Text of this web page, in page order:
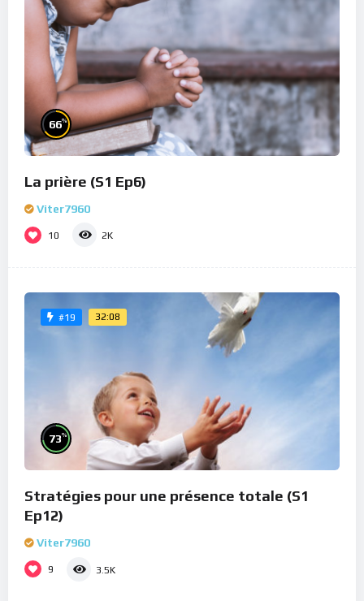
66%
La prière (S1 Ep6)
Viter7960
10 2K
#19 32:08
73%
Stratégies pour une présence totale (S1
Ep12)
Viter7960
9 3.5K